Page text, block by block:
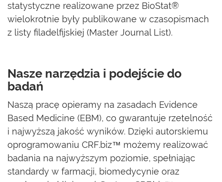
statystyczne realizowane przez BioStat®
wielokrotnie były publikowane w czasopismach
z listy filadelfijskiej (Master Journal List).
Nasze narzędzia i podejście do
badań
Naszą pracę opieramy na zasadach Evidence
Based Medicine (EBM), co gwarantuje rzetelność
i najwyższą jakość wyników. Dzięki autorskiemu
oprogramowaniu CRF.biz™ możemy realizować
badania na najwyższym poziomie, spełniając
standardy w farmacji, biomedycynie oraz